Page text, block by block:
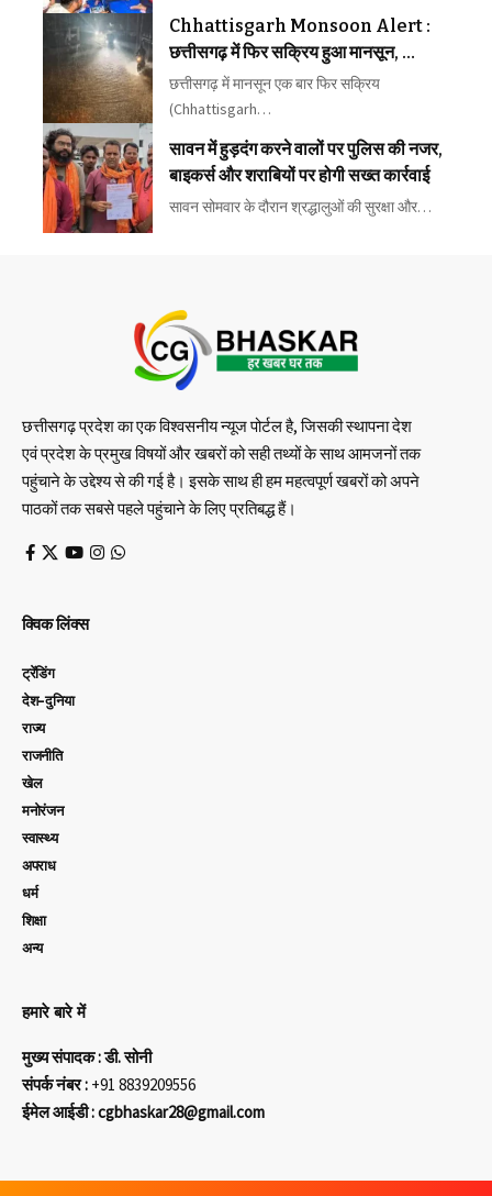
Chhattisgarh Monsoon Alert :
छत्तीसगढ़ में फिर सक्रिय हुआ मानसून,
भाटापारा में ट्रैक पर पानी से ट्रेनें प्रभावित
छत्तीसगढ़ में मानसून एक बार फिर सक्रिय
(Chhattisgarh…
सावन में हुड़दंग करने वालों पर पुलिस की नजर,
बाइकर्स और शराबियों पर होगी सख्त कार्रवाई
सावन सोमवार के दौरान श्रद्धालुओं की सुरक्षा और…
छत्तीसगढ़ प्रदेश का एक विश्वसनीय न्यूज पोर्टल है, जिसकी स्थापना देश
एवं प्रदेश के प्रमुख विषयों और खबरों को सही तथ्यों के साथ आमजनों तक
पहुंचाने के उद्देश्य से की गई है। इसके साथ ही हम महत्वपूर्ण खबरों को अपने
पाठकों तक सबसे पहले पहुंचाने के लिए प्रतिबद्ध हैं।
क्विक लिंक्स
ट्रेंडिंग
देश-दुनिया
राज्य
राजनीति
खेल
मनोरंजन
स्वास्थ्य
अपराध
धर्म
शिक्षा
अन्य
हमारे बारे में
मुख्य संपादक : डी. सोनी
संपर्क नंबर : +91 8839209556
ईमेल आईडी : cgbhaskar28@gmail.com